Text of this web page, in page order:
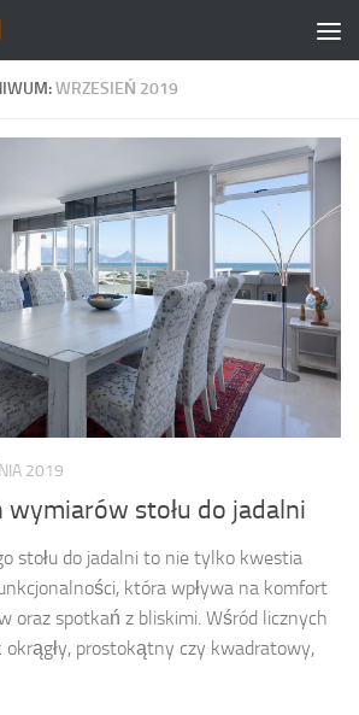
WRZESIEŃ 2019
2019
wymiarów stołu do jadalni
stołu do jadalni to nie tylko kwestia
która wpływa na komfort
oraz spotkań z bliskimi. Wśród licznych
okrągły, prostokątny czy kwadratowy,